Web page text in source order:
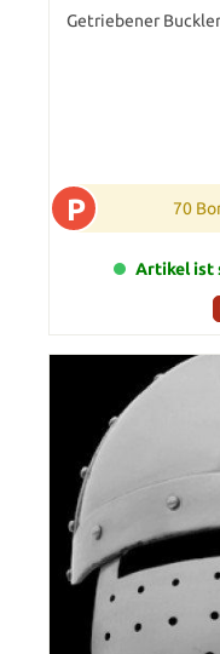
Getriebener
P 70
Artikel ist